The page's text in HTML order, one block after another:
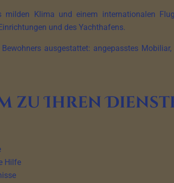
Klima und einem internationalen
und des Yachthafens.
ausgestattet: angepasstes
zu Ihren
Hilfe